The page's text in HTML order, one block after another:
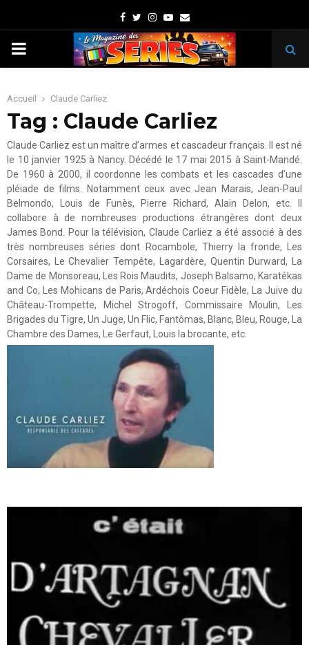
Facebook
TwitterInstagram
Youtube
Email
PRIMARY
Accueil Claude Carliez
Tag : Claude Carliez
Claude Carliez est un maître d’armes et cascadeur français. Il est né
le 10 janvier 1925 à Nancy. Décédé le 17 mai 2015 à Saint-Mandé.
De 1960 à 2000, il coordonne les combats et les cascades d’une
pléiade de films. Notamment ceux avec Jean Marais, Jean-Paul
Belmondo, Louis de Funès, Pierre Richard, Alain Delon, etc. Il
collabore à de nombreuses productions étrangères dont deux
James Bond. Pour la télévision, Claude Carliez a été associé à des
très nombreuses séries dont Rocambole, Thierry la fronde, Les
Corsaires, Le Chevalier Tempête, Lagardère, Quentin Durward, La
Dame de Monsoreau, Les Rois Maudits, Joseph Balsamo, Karatékas
and Co, Les Mohicans de Paris, Ardéchois Coeur Fidèle, La Juive du
Château-Trompette, Michel Strogoff, Commissaire Moulin, Les
Brigades du Tigre, Un Juge, Un Flic, Fantômas, Blanc, Bleu, Rouge, La
Chambre des Dames, Le Gerfaut, Louis la brocante, etc.